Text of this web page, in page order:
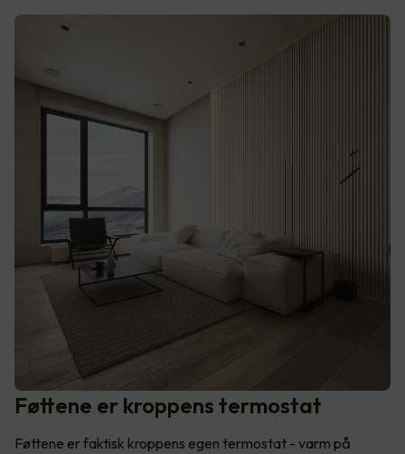
Føttene er kroppens termostat
Føttene er faktisk kroppens egen termostat - varm på